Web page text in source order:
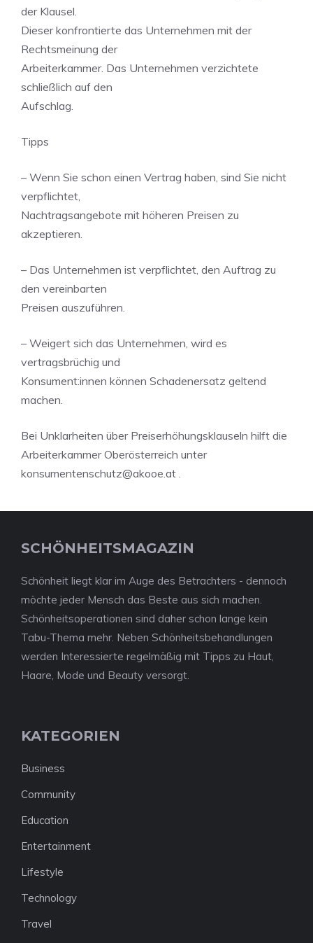
der Klausel.
Dieser konfrontierte das Unternehmen mit der
Rechtsmeinung der
Arbeiterkammer. Das Unternehmen verzichtete
schließlich auf den
Aufschlag.
Tipps
– Wenn Sie schon einen Vertrag haben, sind Sie nicht
verpflichtet,
Nachtragsangebote mit höheren Preisen zu
akzeptieren.
– Das Unternehmen ist verpflichtet, den Auftrag zu
den vereinbarten
Preisen auszuführen.
– Weigert sich das Unternehmen, wird es
vertragsbrüchig und
Konsument:innen können Schadenersatz geltend
machen.
Bei Unklarheiten über Preiserhöhungsklauseln hilft die
Arbeiterkammer Oberösterreich unter
konsumentenschutz@akooe.at .
SCHÖNHEITSMAGAZIN
Schönheit liegt klar im Auge des Betrachters - dennoch
möchte jeder Mensch das Beste aus sich machen.
Schönheitsoperationen sind daher schon lange kein
Tabu-Thema mehr. Neben Schönheitsbehandlungen
werden Interessierte regelmäßig mit Tipps zu Haut,
Haare, Mode und Beauty versorgt.
KATEGORIEN
Business
Community
Education
Entertainment
Lifestyle
Technology
Travel